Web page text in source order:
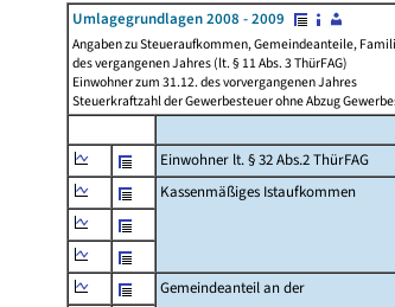
Umlagegrundlagen 2008 - 2009
Angaben zu Steueraufkommen, Gemeindeanteile,
des vergangenen Jahres (lt. § 11 Abs. 3 ThürFAG)
Einwohner zum 31.12. des vorvergangenen Jahres
Steuerkraftzahl der Gewerbesteuer ohne Abzug
Einwohner lt. § 32 Abs.2 ThürFAG
Kassenmäßiges Istaufkommen
Gemeindeanteil an der